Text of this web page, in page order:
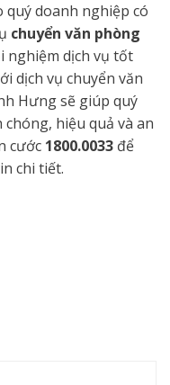
quý doanh nghiệp có
chuyển văn phòng
nghiệm dịch vụ tốt
dịch vụ chuyển văn
Hưng sẽ giúp quý
hiệu quả và an
cước 1800.0033 để
chi tiết.